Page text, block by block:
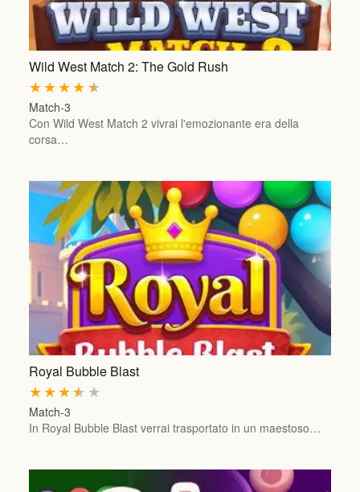
Wild West Match 2: The Gold Rush
★
★
★
★
★
Match-3
Con Wild West Match 2 vivrai l'emozionante era della
corsa…
Royal Bubble Blast
★
★
★
★
★
Match-3
In Royal Bubble Blast verrai trasportato in un maestoso…